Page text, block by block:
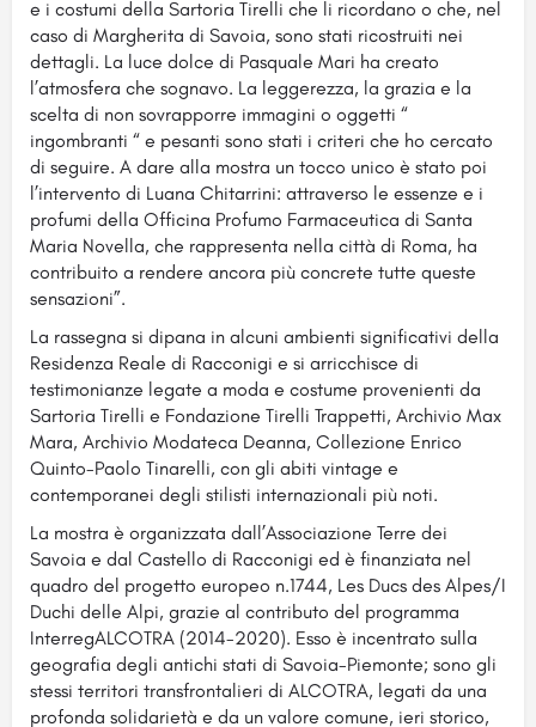
e i costumi della Sartoria Tirelli che li ricordano o che, nel
caso di Margherita di Savoia, sono stati ricostruiti nei
dettagli. La luce dolce di Pasquale Mari ha creato
l’atmosfera che sognavo. La leggerezza, la grazia e la
scelta di non sovrapporre immagini o oggetti “
ingombranti “ e pesanti sono stati i criteri che ho cercato
di seguire. A dare alla mostra un tocco unico è stato poi
l’intervento di Luana Chitarrini: attraverso le essenze e i
profumi della Officina Profumo Farmaceutica di Santa
Maria Novella, che rappresenta nella città di Roma, ha
contribuito a rendere ancora più concrete tutte queste
sensazioni”.
La rassegna si dipana in alcuni ambienti significativi della
Residenza Reale di Racconigi e si arricchisce di
testimonianze legate a moda e costume provenienti da
Sartoria Tirelli e Fondazione Tirelli Trappetti, Archivio Max
Mara, Archivio Modateca Deanna, Collezione Enrico
Quinto-Paolo Tinarelli, con gli abiti vintage e
contemporanei degli stilisti internazionali più noti.
La mostra è organizzata dall’Associazione Terre dei
Savoia e dal Castello di Racconigi ed è finanziata nel
quadro del progetto europeo n.1744, Les Ducs des Alpes/I
Duchi delle Alpi, grazie al contributo del programma
InterregALCOTRA (2014-2020). Esso è incentrato sulla
geografia degli antichi stati di Savoia-Piemonte; sono gli
stessi territori transfrontalieri di ALCOTRA, legati da una
profonda solidarietà e da un valore comune, ieri storico,